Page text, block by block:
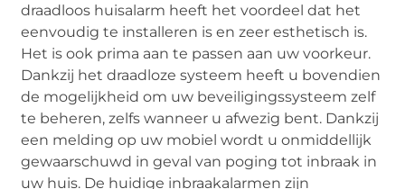
draadloos huisalarm heeft het voordeel dat het
eenvoudig te installeren is en zeer esthetisch is.
Het is ook prima aan te passen aan uw voorkeur.
Dankzij het draadloze systeem heeft u bovendien
de mogelijkheid om uw beveiligingssysteem zelf
te beheren, zelfs wanneer u afwezig bent. Dankzij
een melding op uw mobiel wordt u onmiddellijk
gewaarschuwd in geval van poging tot inbraak in
uw huis. De huidige inbraakalarmen zijn